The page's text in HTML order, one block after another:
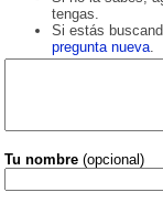
tengas.
Si estás
pregunta nueva.
Tu nombre (opcional)